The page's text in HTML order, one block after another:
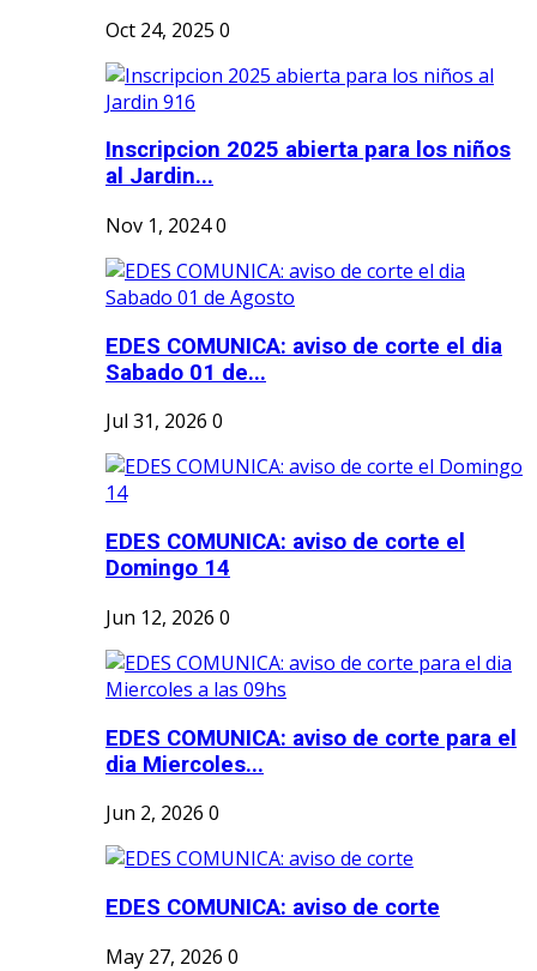
Oct 24, 2025 0
Inscripcion 2025 abierta para los niños
al Jardin...
Nov 1, 20240
EDES COMUNICA: aviso de corte el dia
Sabado 01 de...
Jul 31, 2026 0
EDES COMUNICA: aviso de corte el
Domingo 14
Jun 12, 2026 0
EDES COMUNICA: aviso de corte para el
dia Miercoles...
Jun 2, 2026 0
EDES COMUNICA: aviso de corte
May 27, 2026 0